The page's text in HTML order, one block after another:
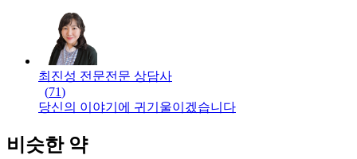
최진성 전문전문 상담사
(71)
당신의 이야기에 귀기울이겠습니다
비슷한 약